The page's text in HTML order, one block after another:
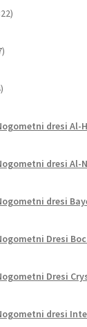
izdelkov
izdelkov
izdelki
dresi Al-
dresi Al-
dresi
Dresi
Dresi
dresi